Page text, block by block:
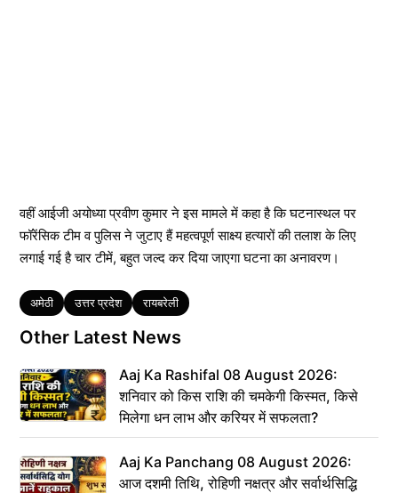
वहीं आईजी अयोध्या प्रवीण कुमार ने इस मामले में कहा है कि घटनास्थल पर
फॉरेंसिक टीम व पुलिस ने जुटाए हैं महत्वपूर्ण साक्ष्य हत्यारों की तलाश के लिए
लगाई गई है चार टीमें, बहुत जल्द कर दिया जाएगा घटना का अनावरण।
Tags
अमेठी उत्तर प्रदेश रायबरेली
Other Latest News
Aaj Ka Rashifal 08 August 2026:
शनिवार को किस राशि की चमकेगी किस्मत, किसे
मिलेगा धन लाभ और करियर में सफलता?
Aaj Ka Panchang 08 August 2026:
आज दशमी तिथि, रोहिणी नक्षत्र और सर्वार्थसिद्धि